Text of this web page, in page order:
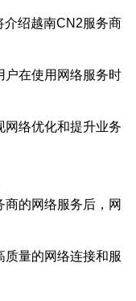
介绍越南CN2服务商
户在使用网络服务时
网络优化和提升业务
的网络服务后，网
量的网络连接和服